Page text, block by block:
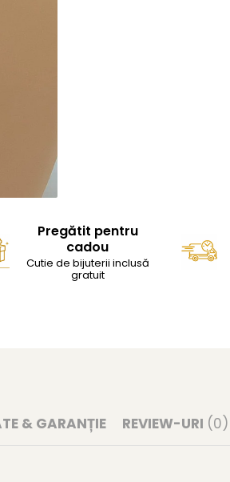
Pregătit pentru
cadou
Cutie de bijuterii inclusă
gratuit
& GARANȚIE REVIEW-URI (0)